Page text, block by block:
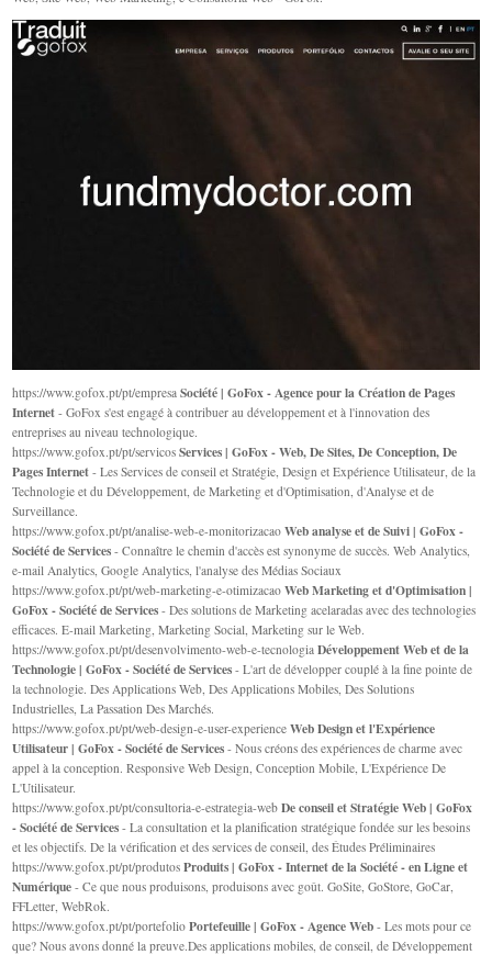
https://www.gofox.pt/pt/empresaSociété | GoFox - Agence pour la Création de Pages
Internet - GoFox s'est engagé à contribuer au développement et à l'innovation des
entreprises au niveau technologique.
https://www.gofox.pt/pt/servicosServices | GoFox - Web, De Sites, De Conception, De
Pages Internet - Les Services de conseil et Stratégie, Design et Expérience Utilisateur, de la
Technologie et du Développement, de Marketing et d'Optimisation, d'Analyse et de
Surveillance.
https://www.gofox.pt/pt/analise-web-e-monitorizacaoWeb analyse et de Suivi | GoFox -
Société de Services - Connaître le chemin d'accès est synonyme de succès. Web Analytics,
e-mail Analytics, Google Analytics, l'analyse des Médias Sociaux
https://www.gofox.pt/pt/web-marketing-e-otimizacaoWeb Marketing et d'Optimisation |
GoFox - Société de Services - Des solutions de Marketing acelaradas avec des technologies
efficaces. E-mail Marketing, Marketing Social, Marketing sur le Web.
https://www.gofox.pt/pt/desenvolvimento-web-e-tecnologiaDéveloppement Web et de la
Technologie | GoFox - Société de Services - L'art de développer couplé à la fine pointe de
la technologie. Des Applications Web, Des Applications Mobiles, Des Solutions
Industrielles, La Passation Des Marchés.
https://www.gofox.pt/pt/web-design-e-user-experienceWeb Design et l'Expérience
Utilisateur | GoFox - Société de Services - Nous créons des expériences de charme avec
appel à la conception. Responsive Web Design, Conception Mobile, L'Expérience De
L'Utilisateur.
https://www.gofox.pt/pt/consultoria-e-estrategia-webDe conseil et Stratégie Web | GoFox
- Société de Services - La consultation et la planification stratégique fondée sur les besoins
et les objectifs. De la vérification et des services de conseil, des Études Préliminaires
https://www.gofox.pt/pt/produtosProduits | GoFox - Internet de la Société - en Ligne et
Numérique - Ce que nous produisons, produisons avec goût. GoSite, GoStore, GoCar,
FFLetter, WebRok.
https://www.gofox.pt/pt/portefolioPortefeuille | GoFox - Agence Web - Les mots pour ce
que? Nous avons donné la preuve.Des applications mobiles, de conseil, de Développement